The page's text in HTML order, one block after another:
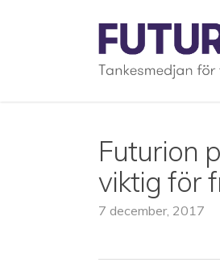
Futurion
viktig för
7 december, 2017